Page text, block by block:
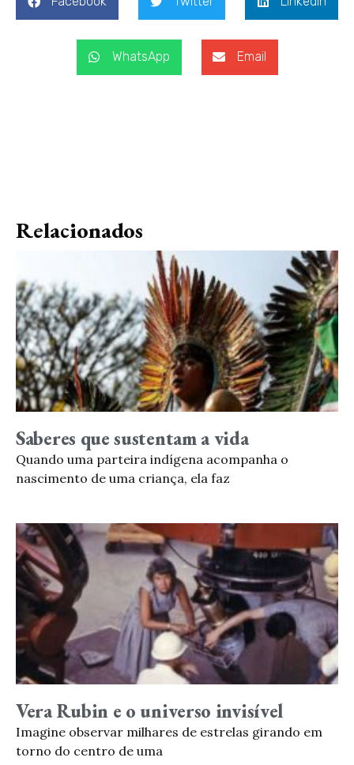
WhatsApp Email
Relacionados
Saberes que sustentam a vida
Quando uma parteira indígena acompanha o
nascimento de uma criança, ela faz
Vera Rubin e o universo invisível
Imagine observar milhares de estrelas girando em
torno do centro de uma